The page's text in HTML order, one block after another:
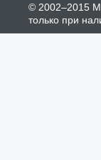
© 2002–2015
только при